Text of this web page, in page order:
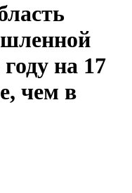
на 17
чем в